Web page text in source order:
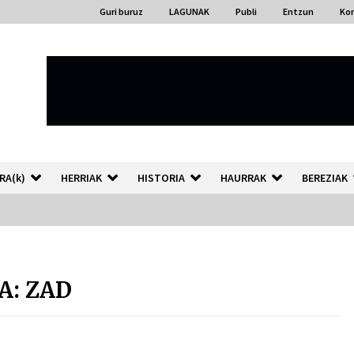
Guri buruz LAGUNAK Publi Entzun
HERRIAK HISTORIA HAURRAK BEREZIAK
ZAD